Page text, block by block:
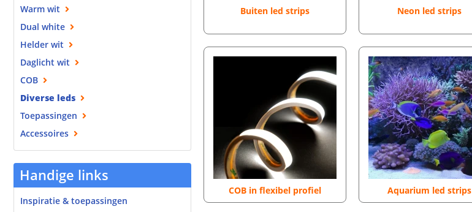
Warm wit
Dual white
Helder wit
Daglicht wit
COB
Diverse leds
Toepassingen
Accessoires
Handige links
Inspiratie & toepassingen
Buiten led strips Neon led strips
COB in flexibel profiel Aquarium led strips